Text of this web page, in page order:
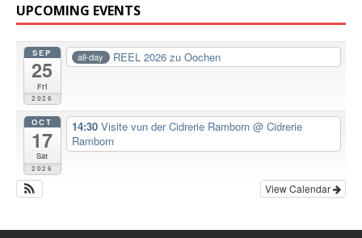
UPCOMING EVENTS
SEP
25
Fri
2026
all-day REEL 2026 zu Oochen
OCT
17
Sat
2026
14:30 Visite vun der Cidrerie Ramborn @ Cidrerie
Ramborn
View Calendar